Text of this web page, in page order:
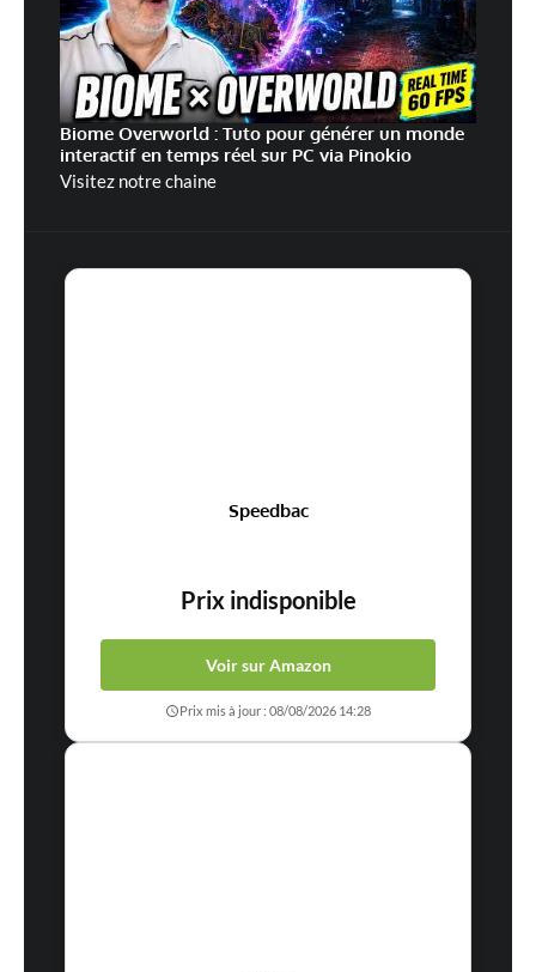
Biome Overworld : Tuto pour générer un monde
interactif en temps réel sur PC via Pinokio
Visitez notre chaine
Speedbac
Prix indisponible
Voir sur Amazon
Prix mis à jour : 08/08/2026 14:28